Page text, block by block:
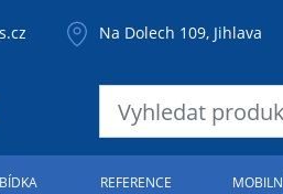
Na Dolech 109, Jihlava
REFERENCE